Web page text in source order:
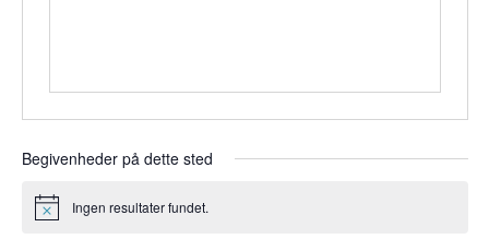
Begivenheder på dette sted
Notice Ingen resultater fundet.